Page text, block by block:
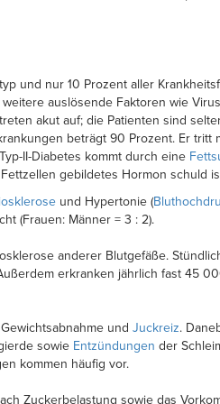
und nur 10 Prozent aller
auslösende Faktoren wie
akut auf; die Patienten sind
beträgt 90 Prozent. Er tritt
II-Diabetes kommt durch eine
gebildetes Hormon schuld
und Hypertonie (
(Frauen: Männer = 3 : 2).
anderer Blutgefäße.
erkranken jährlich fast 45
und Juckreiz.
sowie Entzündungen der
kommen häufig vor.
Zuckerbelastung sowie das